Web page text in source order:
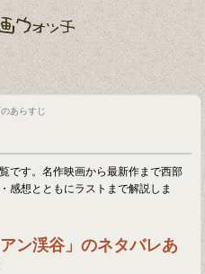
あらすじ
です。名作映画から最新作まで西部
感想とともにラストまで解説しま
アン渓谷」のネタバレあ